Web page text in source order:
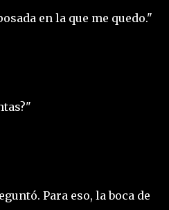
en la que me quedo."
Para eso, la boca de